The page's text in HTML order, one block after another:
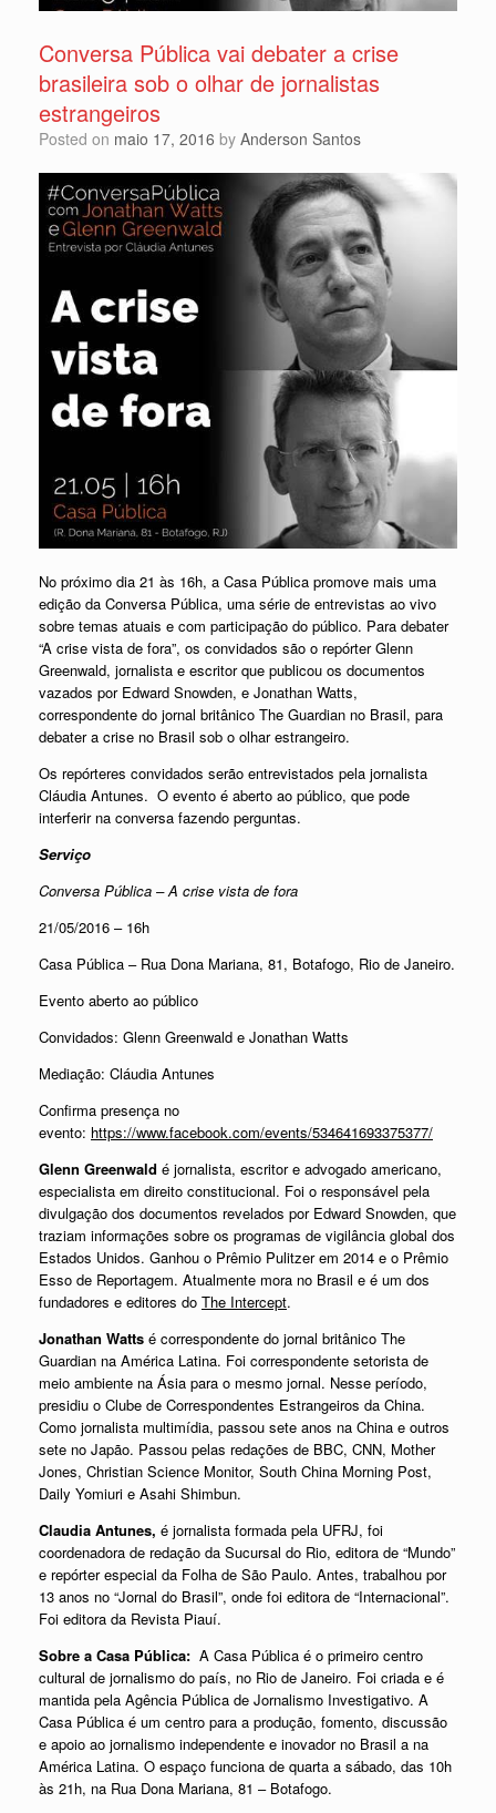
Conversa Pública vai debater a crise
brasileira sob o olhar de jornalistas
estrangeiros
Posted on maio 17, 2016 by Anderson Santos
No próximo dia 21 às 16h, a Casa Pública promove mais uma
edição da Conversa Pública, uma série de entrevistas ao vivo
sobre temas atuais e com participação do público. Para debater
“A crise vista de fora”, os convidados são o repórter Glenn
Greenwald, jornalista e escritor que publicou os documentos
vazados por Edward Snowden, e Jonathan Watts,
correspondente do jornal britânico The Guardian no Brasil, para
debater a crise no Brasil sob o olhar estrangeiro.
Os repórteres convidados serão entrevistados pela jornalista
Cláudia Antunes. O evento é aberto ao público, que pode
interferir na conversa fazendo perguntas.
Serviço
Conversa Pública – A crise vista de fora
21/05/2016 – 16h
Casa Pública – Rua Dona Mariana, 81, Botafogo, Rio de Janeiro.
Evento aberto ao público
Convidados: Glenn Greenwald e Jonathan Watts
Mediação: Cláudia Antunes
Confirma presença no
evento: https://www.facebook.com/events/534641693375377/
Glenn Greenwald é jornalista, escritor e advogado americano,
especialista em direito constitucional. Foi o responsável pela
divulgação dos documentos revelados por Edward Snowden, que
traziam informações sobre os programas de vigilância global dos
Estados Unidos. Ganhou o Prêmio Pulitzer em 2014 e o Prêmio
Esso de Reportagem. Atualmente mora no Brasil e é um dos
fundadores e editores do The Intercept.
Jonathan Watts é correspondente do jornal britânico The
Guardian na América Latina. Foi correspondente setorista de
meio ambiente na Ásia para o mesmo jornal. Nesse período,
presidiu o Clube de Correspondentes Estrangeiros da China.
Como jornalista multimídia, passou sete anos na China e outros
sete no Japão. Passou pelas redações de BBC, CNN, Mother
Jones, Christian Science Monitor, South China Morning Post,
Daily Yomiuri e Asahi Shimbun.
Claudia Antunes, é jornalista formada pela UFRJ, foi
coordenadora de redação da Sucursal do Rio, editora de “Mundo”
e repórter especial da Folha de São Paulo. Antes, trabalhou por
13 anos no “Jornal do Brasil”, onde foi editora de “Internacional”.
Foi editora da Revista Piauí.
Sobre a Casa Pública: A Casa Pública é o primeiro centro
cultural de jornalismo do país, no Rio de Janeiro. Foi criada e é
mantida pela Agência Pública de Jornalismo Investigativo. A
Casa Pública é um centro para a produção, fomento, discussão
e apoio ao jornalismo independente e inovador no Brasil a na
América Latina. O espaço funciona de quarta a sábado, das 10h
às 21h, na Rua Dona Mariana, 81 – Botafogo.